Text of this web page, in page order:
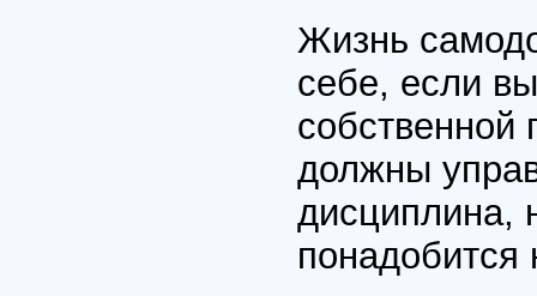
Жизнь
себе, если
собственной
должны
дисциплина,
понадобится